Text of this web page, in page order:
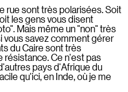
rue sont très polarisées. Soit
les gens vous disent
Mais même un "non" très
vous savez comment gérer
du Caire sont très
résistance. Ce n'est pas
pays d'Afrique du
qu'ici, en Inde, où je me